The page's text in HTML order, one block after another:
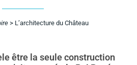
> L’architecture du Château
être la seule construction